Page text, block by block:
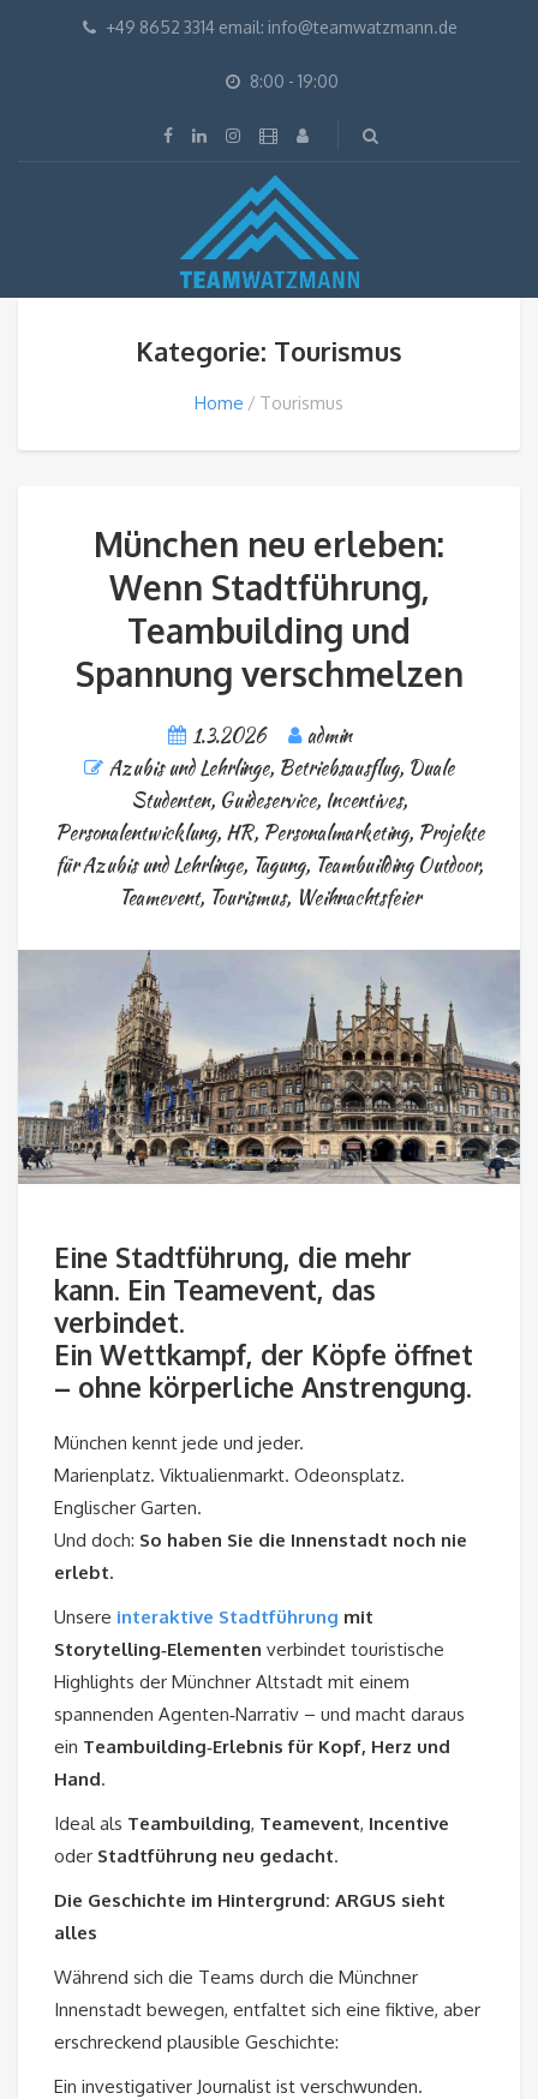
+49 8652 3314 email: info@teamwatzmann.de
8:00 - 19:00
Kategorie: Tourismus
Home Tourismus
München neu erleben:
Wenn Stadtführung,
Teambuilding und
Spannung verschmelzen
1.3.2026
admin
Azubis und Lehrlinge, Betriebsausflug, Duale
Studenten, Guideservice, Incentives,
Personalentwicklung, HR, Personalmarketing, Projekte
für Azubis und Lehrlinge, Tagung, Teambuilding Outdoor,
Teamevent, Tourismus, Weihnachtsfeier
Eine Stadtführung, die mehr
kann. Ein Teamevent, das
verbindet.
Ein Wettkampf, der Köpfe öffnet
– ohne körperliche Anstrengung.
München kennt jede und jeder.
Marienplatz. Viktualienmarkt. Odeonsplatz.
Englischer Garten.
Und doch: So haben Sie die Innenstadt noch nie
erlebt.
Unsere interaktive Stadtführung mit
Storytelling‑Elementen verbindet touristische
Highlights der Münchner Altstadt mit einem
spannenden Agenten‑Narrativ – und macht daraus
ein Teambuilding‑Erlebnis für Kopf, Herz und
Hand.
Ideal als Teambuilding, Teamevent, Incentive
oder Stadtführung neu gedacht.
Die Geschichte im Hintergrund: ARGUS sieht
alles
Während sich die Teams durch die Münchner
Innenstadt bewegen, entfaltet sich eine fiktive, aber
erschreckend plausible Geschichte:
Ein investigativer Journalist ist verschwunden.